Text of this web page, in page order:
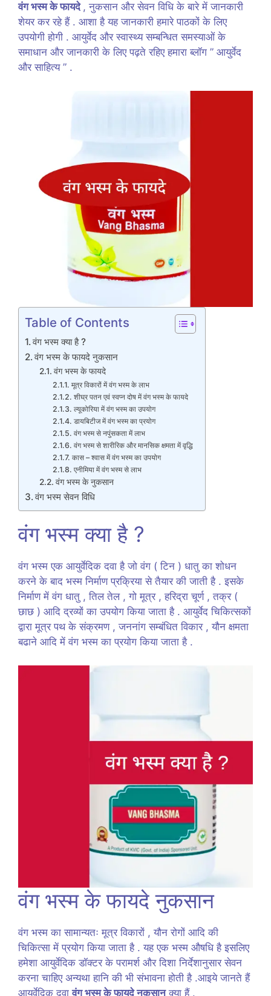
वंग भस्म के फायदे , नुकसान और सेवन विधि के बारे में जानकारी
शेयर कर रहे हैं . आशा है यह जानकारी हमारे पाठकों के लिए
उपयोगी होगी . आयुर्वेद और स्वास्थ्य सम्बन्धित समस्याओं के
समाधान और जानकारी के लिए पढ़ते रहिए हमारा ब्लॉग ” आयुर्वेद
और साहित्य ” .
Table of Contents
वंग भस्म क्या है ?
वंग भस्म के फायदे नुकसान
वंग भस्म के फायदे
मूत्र विकारों में वंग भस्म के लाभ
शीघ्र पतन एवं स्वप्न दोष में वंग भस्म के फायदे
ल्यूकोरिया में वंग भस्म का उपयोग
डायबिटीज में वंग भस्म का प्रयोग
वंग भस्म से नपुंसकता में लाभ
वंग भस्म से शारीरिक और मानसिक क्षमता में वृद्धि
कास – श्वास में वंग भस्म का उपयोग
एनीमिया में वंग भस्म से लाभ
वंग भस्म के नुकसान
वंग भस्म सेवन विधि
वंग भस्म क्या है ?
वंग भस्म एक आयुर्वेदिक दवा है जो वंग ( टिन ) धातु का शोधन
करने के बाद भस्म निर्माण प्रक्रिया से तैयार की जाती है . इसके
निर्माण में वंग धातु , तिल तेल , गो मूत्र , हरिद्रा चूर्ण , तक्र (
छाछ ) आदि द्रव्यों का उपयोग किया जाता है . आयुर्वेद चिकित्सकों
द्वारा मूत्र पथ के संक्रमण , जननांग सम्बंधित विकार , यौन क्षमता
बढाने आदि में वंग भस्म का प्रयोग किया जाता है .
वंग भस्म के फायदे नुकसान
वंग भस्म का सामान्यतः मूत्र विकारों , यौन रोगों आदि की
चिकित्सा में प्रयोग किया जाता है . यह एक भस्म औषधि है इसलिए
हमेशा आयुर्वेदिक डॉक्टर के परामर्श और दिशा निर्देशानुसार सेवन
करना चाहिए अन्यथा हानि की भी संभावना होती है .आइये जानते हैं
आयुर्वेदिक दवावंग भस्म के फायदे नुकसानक्या हैं .